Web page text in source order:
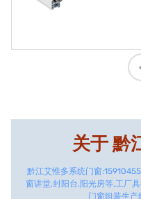
关于黔
黔江艾惟多系统门窗
窗讲堂,封阳台,阳光房等,工厂
门窗组装生产